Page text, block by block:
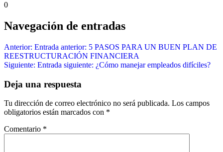
0
Navegación de entradas
Anterior: Entrada anterior: 5 PASOS PARA UN BUEN PLAN DE
REESTRUCTURACIÓN FINANCIERA
Siguiente: Entrada siguiente: ¿Cómo manejar empleados difíciles?
Deja una respuesta
Tu dirección de correo electrónico no será publicada. Los campos
obligatorios están marcados con *
Comentario *